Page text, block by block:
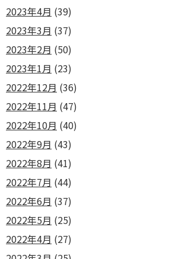
2023年4月 (39)
2023年3月 (37)
2023年2月 (50)
2023年1月 (23)
2022年12月 (36)
2022年11月 (47)
2022年10月 (40)
2022年9月 (43)
2022年8月 (41)
2022年7月 (44)
2022年6月 (37)
2022年5月 (25)
2022年4月 (27)